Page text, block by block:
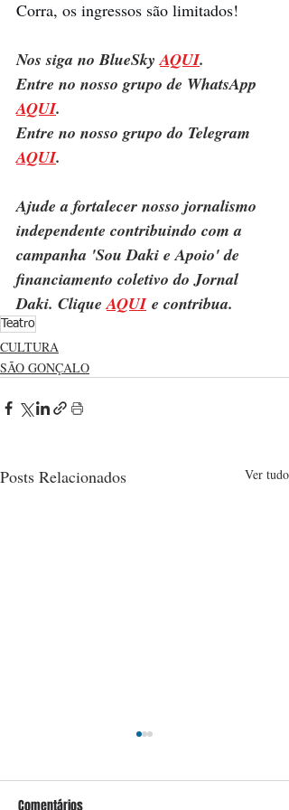
Corra, os ingressos são limitados!
Nos siga no BlueSky AQUI.
Entre no nosso grupo de WhatsApp
AQUI.
Entre no nosso grupo do Telegram
AQUI.
Ajude a fortalecer nosso jornalismo
independente contribuindo com a
campanha 'Sou Daki e Apoio' de
financiamento coletivo do Jornal
Daki. Clique AQUI e contribua.
Teatro
CULTURA
SÃO GONÇALO
Posts Relacionados Ver tudo
Comentários